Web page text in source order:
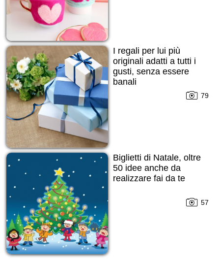
I regali per lui più
originali adatti a tutti i
gusti, senza essere
banali
79
Biglietti di Natale, oltre
50 idee anche da
realizzare fai da te
57